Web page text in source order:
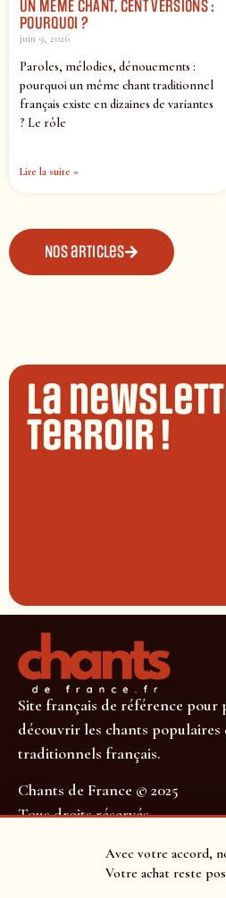
Avec votre accord,
Votre achat reste
UN MÊME CHANT, CENT VERSIONS :
POURQUOI ?
juin 9, 2026
Paroles, mélodies, dénouements :
pourquoi un même chant traditionnel
français existe en dizaines de variantes
? Le rôle
Lire la suite »
Nos articles
La
terroir !
Site français de référence pour
découvrir les chants populaires
traditionnels français.
Chants de France © 2025
Tous droits réservés
SUIVEZ-NOUS POUR NE RIEN